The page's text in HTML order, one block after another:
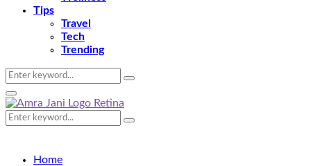
Tips
Travel
Tech
Trending
Search
for:
Search
Primary
Menu
Search
for:
Search
Home